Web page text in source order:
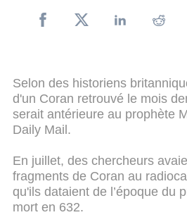
Selon des historiens
d'un Coran retrouvé le mois
serait antérieure au prophète
Daily Mail.
En juillet, des chercheurs
fragments de Coran au
qu'ils dataient de l’époque du
mort en 632.